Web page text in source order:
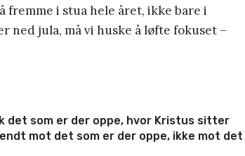
fremme i stua hele året, ikke bare i
ned jula, må vi huske å løfte fokuset –
det som er der oppe, hvor Kristus sitter
mot det som er der oppe, ikke mot det